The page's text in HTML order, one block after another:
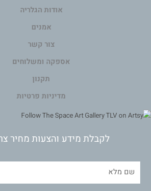
אודות הגלריה
אמנים
צור קשר
אספקה ומשלוחים
תקנון
מדיניות פרטיות
לקבלת מידע והצעות מחיר